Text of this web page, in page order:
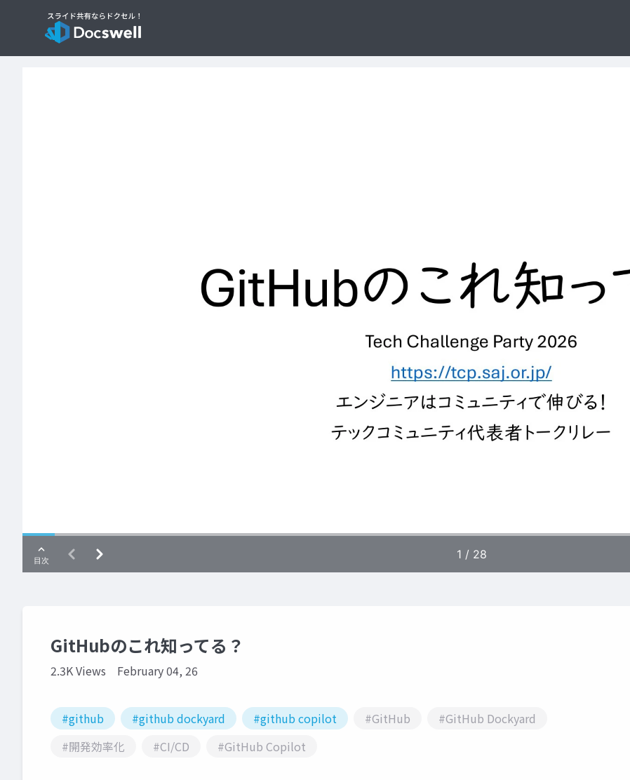
GitHubのこれ知ってる？
2.3K Views February 04, 26
#github #github dockyard #github copilot #GitHub
#GitHub Dockyard
#開発効率化
#CI/CD #GitHub Copilot